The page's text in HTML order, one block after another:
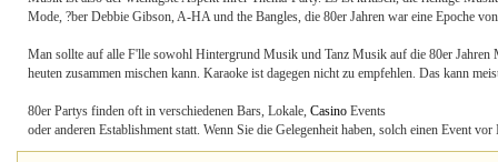
Mode, ?ber Debbie Gibson, A-HA und the Bangles, die 80er Jahren war eine Epoche
Man sollte auf alle F'lle sowohl Hintergrund Musik und Tanz Musik auf die 80er
heuten zusammen mischen kann. Karaoke ist dagegen nicht zu empfehlen. Das kann
80er Partys finden oft in verschiedenen Bars, Lokale, Casino Events
oder anderen Establishment statt. Wenn Sie die Gelegenheit haben, solch einen Event